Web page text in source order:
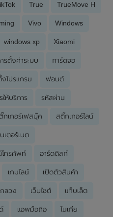
True TrueMove H
Vivo Windows
windows xp Xiaomi
รตั้งค่าระบบ การ์ดจอ
โปรแกรม ฟอนต์
ให้บริการ รหัสผ่าน
กเกอร์เฟสบุ๊ค สติ๊กเกอร์ไลน์
เตอร์เนต
ทรศัพท์ ฮาร์ดดิสก์
เกมไลน์ เปิดตัวสินค้า
ลวง เว็บไซต์ แท็บเล็ต
แอพมือถือ โนเกีย